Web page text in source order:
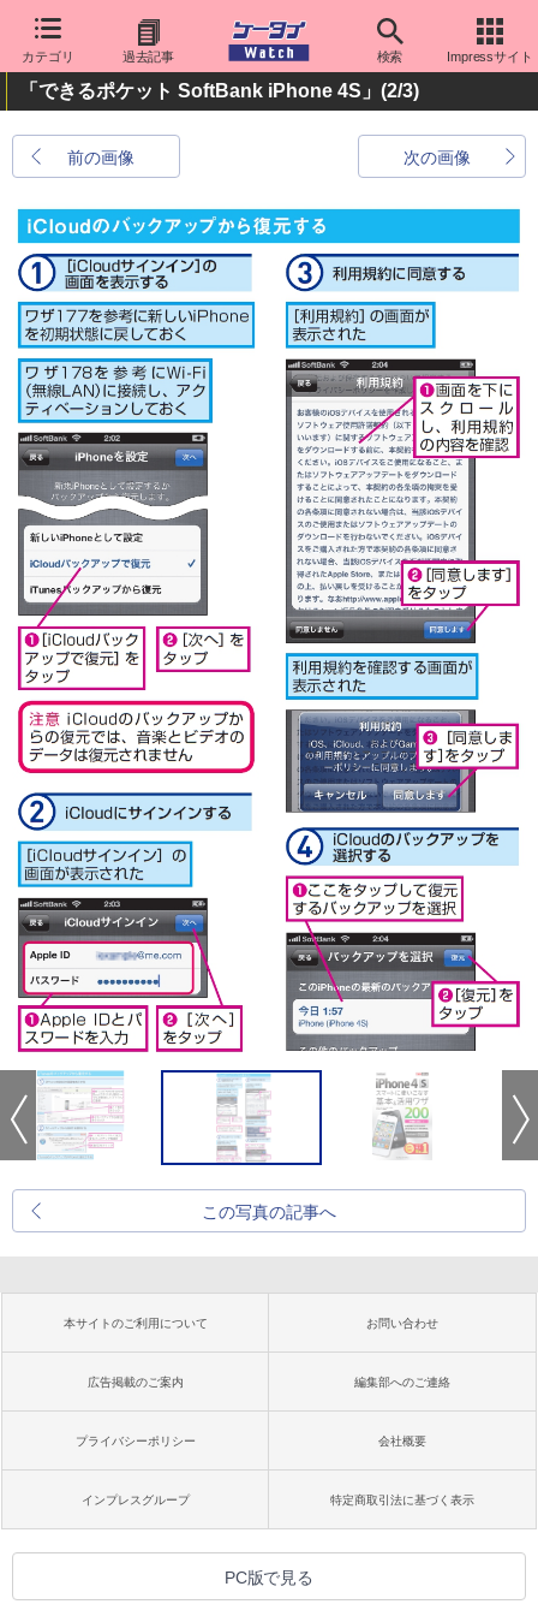
カテゴリ 過去記事 検索 Impressサイト
「できるポケット SoftBank iPhone 4S」 (2/3)
前の画像 次の画像
この写真の記事へ
本サイトのご利用について お問い合わせ
広告掲載のご案内 編集部へのご連絡
プライバシーポリシー 会社概要
インプレスグループ 特定商取引法に基づく表示
PC版で見る